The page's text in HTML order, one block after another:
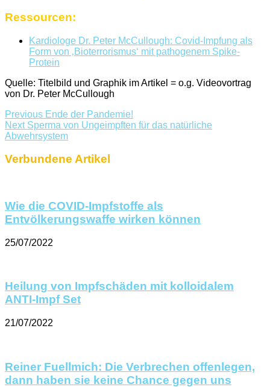
Ressourcen:
Kardiologe Dr. Peter McCullough: Covid-Impfung als
Form von ‚Bioterrorismus‘ mit pathogenem Spike-
Protein
Quelle: Titelbild und Graphik im Artikel = o.g. Videovortrag
von Dr. Peter McCullough
Previous Ende der Pandemie!
NextSperma von Ungeimpften für das natürliche
Abwehrsystem
Verbundene Artikel
Wie die COVID-Impfstoffe als
Entvölkerungswaffe wirken können
25/07/2022
Heilung von Impfschäden mit kolloidalem
ANTI-Impf Set
21/07/2022
Reiner Fuellmich: Die Verbrechen offenlegen,
dann haben sie keine Chance gegen uns